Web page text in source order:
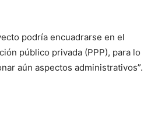
podría encuadrarse en el
público privada (PPP), para lo
aún aspectos administrativos”.